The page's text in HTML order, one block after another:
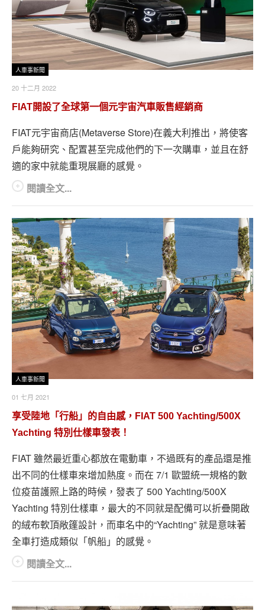
人車事新聞
20 十二月 2022
FIAT開設了全球第一個元宇宙汽車販售經銷商
FIAT元宇宙商店(Metaverse Store)在義大利推出，將使客
戶能夠研究、配置甚至完成他們的下一次購車，並且在舒
適的家中就能重現展廳的感覺。
閱讀全文...
人車事新聞
01 七月 2021
享受陸地「行船」的自由感，FIAT 500 Yachting/500X
Yachting 特別仕樣車發表！
FIAT 雖然最近重心都放在電動車，不過既有的產品還是推
出不同的仕樣車來增加熱度。而在 7/1 歐盟統一規格的數
位疫苗護照上路的時候，發表了 500 Yachting/500X
Yachting 特別仕樣車，最大的不同就是配備可以折疊開啟
的絨布軟頂敞篷設計，而車名中的“Yachting” 就是意味著
全車打造成類似「帆船」的感覺。
閱讀全文...